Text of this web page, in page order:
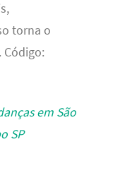
torna o
Código: